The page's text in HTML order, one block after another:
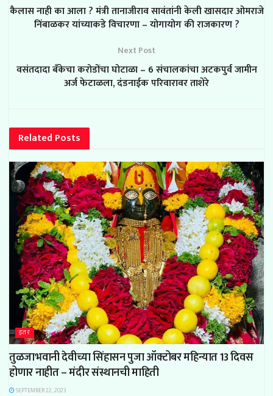
कैलास नाही का आला ? मंत्री तानाजीराव सावंतांनी केली खासदार ओमराजे
निंबाळकर यांच्याकडे विचारणा – योगायोग की राजकारण ?
Next Post
वसंतदादा बँकेचा करोडोंचा घोटाळा – 6 संचालकांचा अटकपुर्व जामीन
अर्ज फेटाळला, दंडनाईक परिवारावर ताशेरे
Related Posts
इतर
तुळजाभवानी देवीच्या सिंहासन पुजा ऑक्टोबर महिन्यात 13 दिवस
होणार नाहीत – मंदीर संस्थानची माहिती
SEPTEMBER 22, 2023